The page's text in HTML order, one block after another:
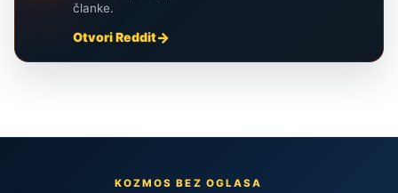
članke.
Otvori Reddit
KOZMOS BEZ OGLASA